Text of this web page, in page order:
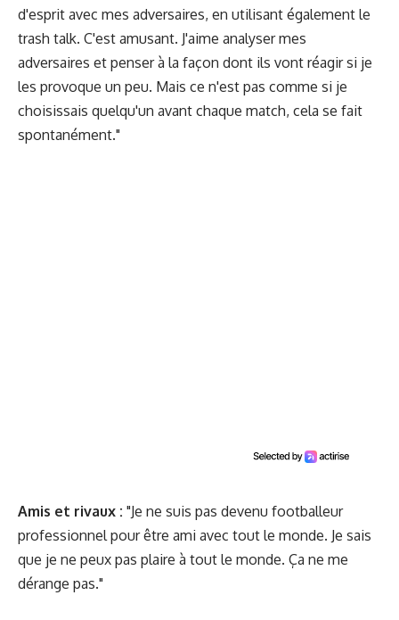
d'esprit avec mes adversaires, en utilisant également le
trash talk. C'est amusant. J'aime analyser mes
adversaires et penser à la façon dont ils vont réagir si je
les provoque un peu. Mais ce n'est pas comme si je
choisissais quelqu'un avant chaque match, cela se fait
spontanément."
Amis et rivaux : "Je ne suis pas devenu footballeur
professionnel pour être ami avec tout le monde. Je sais
que je ne peux pas plaire à tout le monde. Ça ne me
dérange pas."